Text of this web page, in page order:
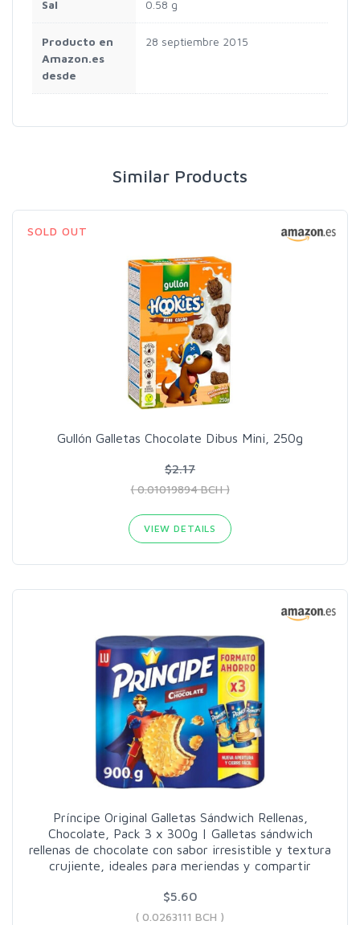
Sal ‎0.58 g
Producto en
Amazon.es
desde
28 septiembre 2015
Similar Products
SOLD OUT
Gullón Galletas Chocolate Dibus Mini, 250g
$2.17
( 0.01019894 BCH )
VIEW DETAILS
Príncipe Original Galletas Sándwich Rellenas,
Chocolate, Pack 3 x 300g | Galletas sándwich
rellenas de chocolate con sabor irresistible y textura
crujiente, ideales para meriendas y compartir
$5.60
( 0.0263111 BCH )